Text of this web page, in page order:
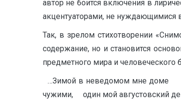
автор не боится включения в
акцентуаторами, не нуждающимися
Так, в зрелом стихотворении
содержание, но и становится
предметного мира и человеческого
…Зимой в неведомом мне доме
чужими, один мой августовский